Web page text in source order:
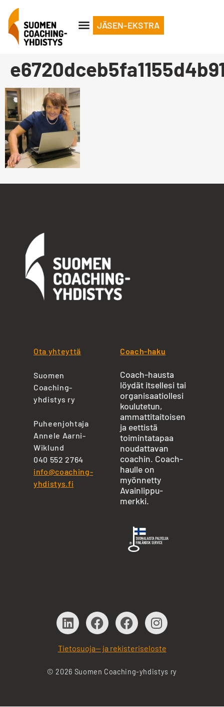
JÄSEN-EKSTRA
Ota yhteyttä
Suomen
Coaching-
yhdistys ry
Puheenjohtaja
Annele Aarni-
Wiklund
040 552 2764
info@coaching-
yhdistys.fi
Coach-haku
Coach-hausta
löydät itsellesi tai
organisaatiollesi
koulutetun,
ammattitaitoisen
ja eettistä
toimintatapaa
noudattavan
coachin. Coach-
haulle on
myönnetty
Avainlippu-
merkki.
Tietosuoja— ja rekisteriseloste
© 2026 Suomen Coaching-yhdistys ry